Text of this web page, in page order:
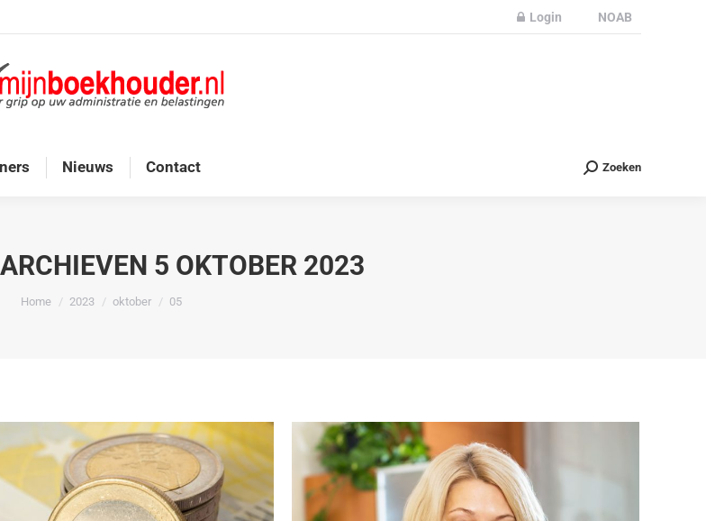
Login NOAB
Nieuws Contact Zoeken
5 OKTOBER 2023
Je bent hier:
Home 2023 oktober 05
Onze doelgroep Over ons Partners Nieuws Contact Zoeken